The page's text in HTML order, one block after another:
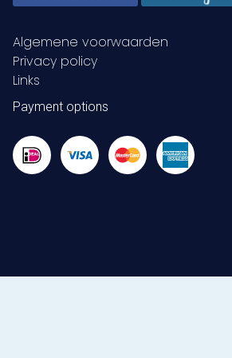
Algemene voorwaarden
Privacy policy
Links
Payment options